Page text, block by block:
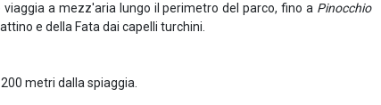
viaggia a mezz'aria lungo il perimetro del parco, fino a Pinocchio
e della Fata dai capelli turchini.
metri dalla spiaggia.